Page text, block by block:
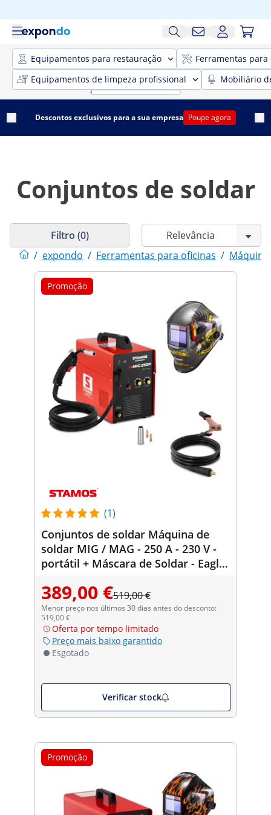
Equipamentos para restauração
Ferramentas para
Equipamentos de limpeza profissional
Mobiliário
Descontos exclusivos para a sua empresa Poupe agora
Conjuntos de soldar
/ expondo / Ferramentas para oficinas /
Filtro (0)
Promoção
(1)
Conjuntos de soldar Máquina de
soldar MIG / MAG - 250 A - 230 V -
portátil + Máscara de Soldar - Eagle
389,00 €519,00 €
Menor preço nos últimos 30 dias antes do desconto:
519,00 €
Oferta por tempo limitado
Preço mais baixo garantido
Esgotado
Verificar stock
Promoção